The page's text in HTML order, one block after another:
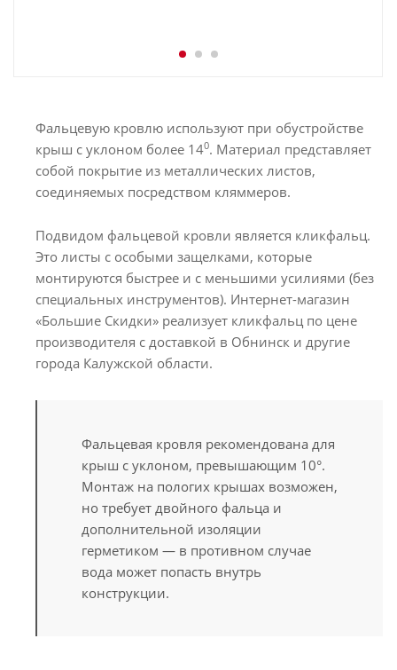
Фальцевую кровлю используют при обустройстве
крыш с уклоном более 140. Материал представляет
собой покрытие из металлических листов,
соединяемых посредством кляммеров.
Подвидом фальцевой кровли является кликфальц.
Это листы с особыми защелками, которые
монтируются быстрее и с меньшими усилиями (без
специальных инструментов). Интернет-магазин
«Большие Скидки» реализует кликфальц по цене
производителя с доставкой в Обнинск и другие
города Калужской области.
Фальцевая кровля рекомендована для
крыш с уклоном, превышающим 10°.
Монтаж на пологих крышах возможен,
но требует двойного фальца и
дополнительной изоляции
герметиком — в противном случае
вода может попасть внутрь
конструкции.